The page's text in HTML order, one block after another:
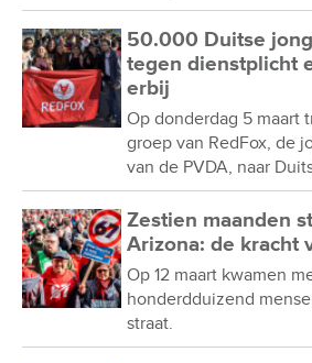
50.000 Duitse
tegen dienstplicht
erbij
Op donderdag 5 maart
groep van RedFox, de
van de PVDA, naar
Zestien maanden
Arizona: de kracht
Op 12 maart kwamen
honderdduizend
straat.